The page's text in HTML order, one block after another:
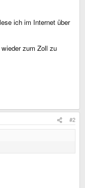
ich im Internet über
zum Zoll zu
#2